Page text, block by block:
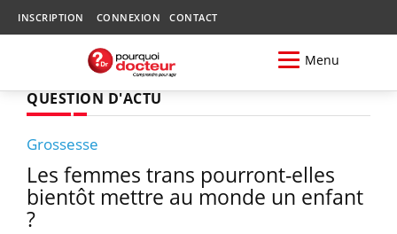
INSCRIPTION CONNEXION CONTACT
Menu
QUESTION D'ACTU
Grossesse
Les femmes trans pourront-elles
bientôt mettre au monde un enfant
?